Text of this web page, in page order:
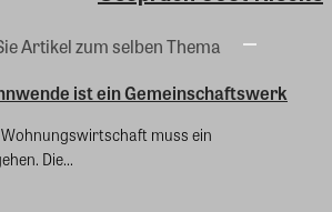
Artikel zum selben Thema
ist ein Gemeinschaftswerk
muss ein
Die...